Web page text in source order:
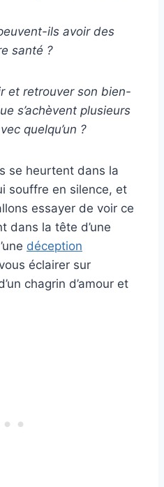
ils avoir des
santé ?
et retrouver son bien-
s’achèvent plusieurs
quelqu’un ?
se heurtent dans la
souffre en silence, et
essayer de voir ce
dans la tête d’une
déception
éclairer sur
chagrin d’amour et